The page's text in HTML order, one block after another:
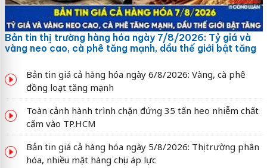
Bản tin thị trường hàng hóa ngày 7/8/2026: Tỷ giá và
vàng neo cao, cà phê tăng mạnh, dầu thế giới bật tăng
Bản tin giá cả hàng hóa ngày 6/8/2026: Vàng, cà phê
đồng loạt tăng mạnh
Toàn cảnh hành trình chặn đứng 35 tấn heo nhiễm chất
cấm vào TP.HCM
Bản tin giá cả hàng hóa ngày 5/8/2026: Thị trường phân
hóa, nhiều mặt hàng chịu áp lực